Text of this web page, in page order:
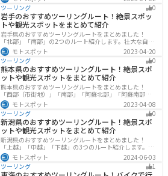
ットも多数あります。バイクで滋賀県にツーリングに行
く際は参考にしてください。
ツーリング
0
岩手のおすすめツーリングルート！絶景スポッ
トや観光スポットをまとめて紹介
岩手県のおすすめツーリングルートをまとめました！
「北部」「南部」の2つのルート紹介します。壮大な自然
や歴史的な観光スポットが多く存在するので楽しめま
す。バイクで岩手県にツーリングに行く際は参考にして
ください。
モトスポット
2023-04-20
ツーリング
0
熊本県のおすすめツーリングルート！絶景スポ
ットや観光スポットをまとめて紹介
熊本県のおすすめツーリングルートをまとめました！
「西部（市街地）」「南部」「阿蘇北部」「阿蘇南部」
の4つのルート紹介します。阿蘇山や天草諸島をはじめと
した豊かな自然や、熊本城や水前寺成趣園など歴史ある
観光スポットが多数あり、様々な楽しみ方ができます。
バイクで熊本県にツーリングに行く際は参考にしてくだ
さい。
モトスポット
2023-04-08
ツーリング
0
新潟県のおすすめツーリングルート！絶景スポ
ットや観光スポットをまとめて紹介
新潟県のおすすめツーリングルートをまとめました！
「上越」「中越」「下越」の3つのルート紹介します。自
然豊かな山と海、グルメも充実しており、自然を満喫す
るツーリングができます。バイクで新潟県にツーリング
に行く際は参考にしてください。
モトスポット
2024-06-03
ツーリング
1